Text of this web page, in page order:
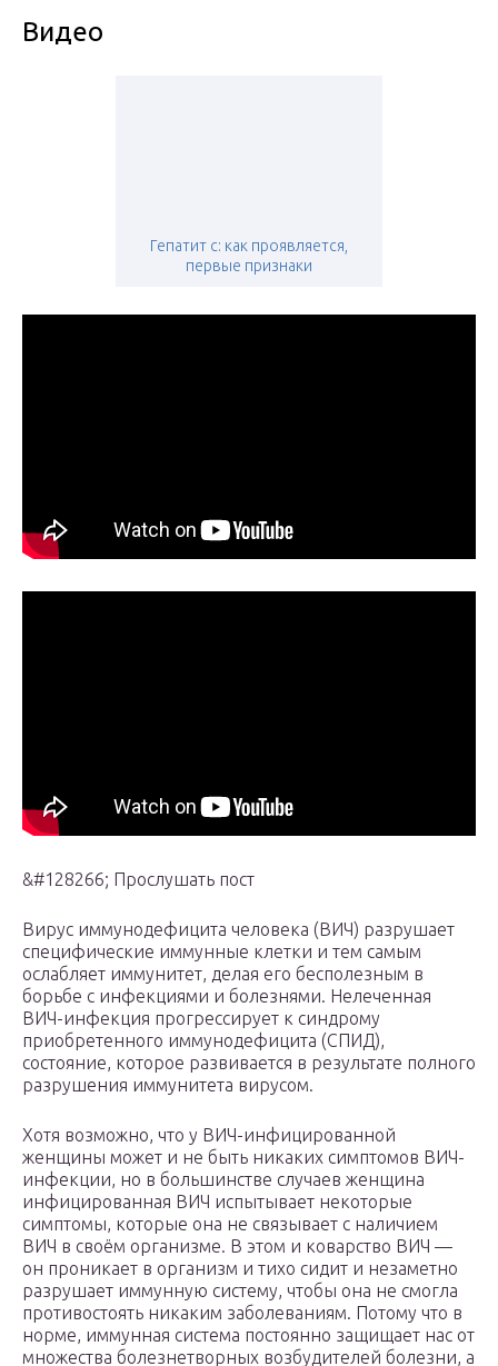
Видео
Гепатит с: как проявляется,
первые признаки
&#128266; Прослушать пост
Вирус иммунодефицита человека (ВИЧ) разрушает
специфические иммунные клетки и тем самым
ослабляет иммунитет, делая его бесполезным в
борьбе с инфекциями и болезнями. Нелеченная
ВИЧ-инфекция прогрессирует к синдрому
приобретенного иммунодефицита (СПИД),
состояние, которое развивается в результате полного
разрушения иммунитета вирусом.
Хотя возможно, что у ВИЧ-инфицированной
женщины может и не быть никаких симптомов ВИЧ-
инфекции, но в большинстве случаев женщина
инфицированная ВИЧ испытывает некоторые
симптомы, которые она не связывает с наличием
ВИЧ в своём организме. В этом и коварство ВИЧ —
он проникает в организм и тихо сидит и незаметно
разрушает иммунную систему, чтобы она не смогла
противостоять никаким заболеваниям. Потому что в
норме, иммунная система постоянно защищает нас от
множества болезнетворных возбудителей болезни, а